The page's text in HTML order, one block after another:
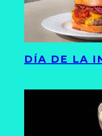
DÍA DE LA